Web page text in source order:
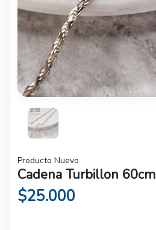
Producto Nuevo
Cadena Turbillon 60cm
$25.000